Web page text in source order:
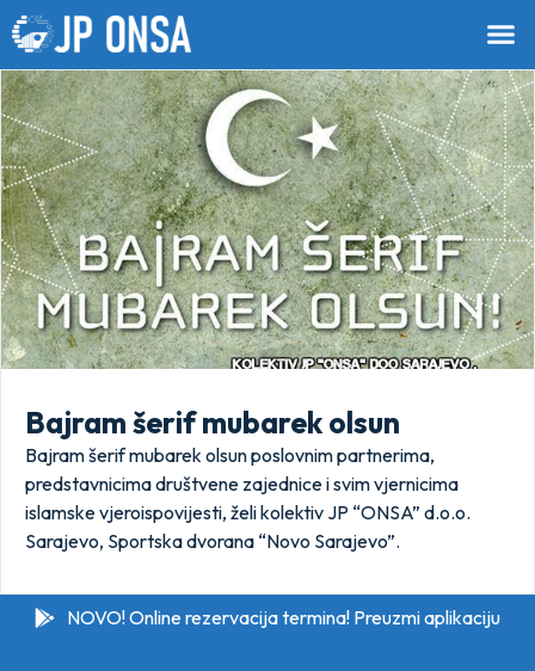
Bajram šerif mubarek olsun
Bajram šerif mubarek olsun poslovnim partnerima,
predstavnicima društvene zajednice i svim vjernicima
islamske vjeroispovijesti, želi kolektiv JP “ONSA” d.o.o.
Sarajevo, Sportska dvorana “Novo Sarajevo”.
NOVO! Online rezervacija termina! Preuzmi aplikaciju